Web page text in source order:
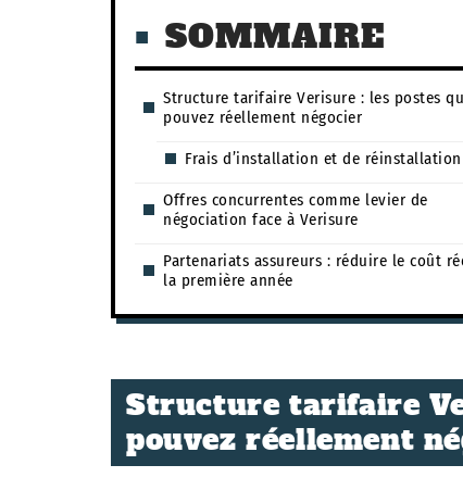
SOMMAIRE
Structure tarifaire Verisure : les postes
pouvez réellement négocier
Frais d’installation et de réinstallation
Offres concurrentes comme levier de
négociation face à Verisure
Partenariats assureurs : réduire le coût
la première année
Structure tarifaire
pouvez réellement